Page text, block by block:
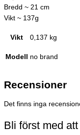
Bredd ~ 21 cm
Vikt ~ 137g
Vikt 0,137 kg
Modell no brand
Recensioner
Det finns inga
Bli först med